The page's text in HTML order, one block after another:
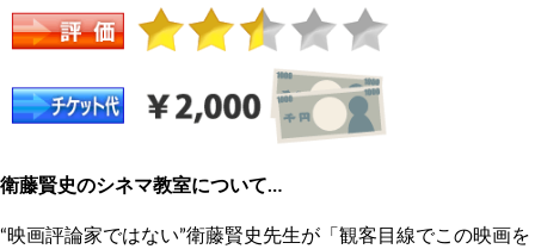
衛藤賢史のシネマ教室について…
“映画評論家ではない”衛藤賢史先生が「観客目線でこの映画を